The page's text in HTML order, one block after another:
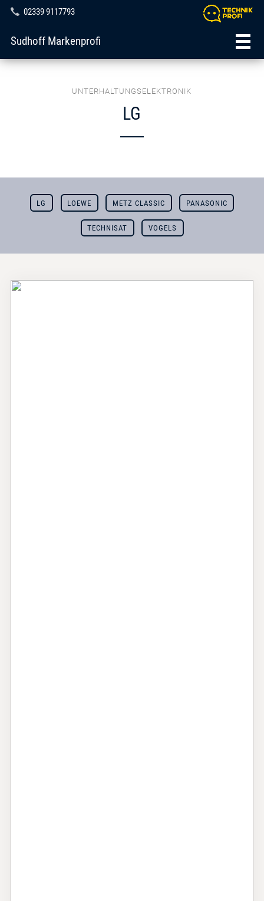
02339 9117793
Sudhoff Markenprofi
UNTERHALTUNGSELEKTRONIK
LG
LG LOEWE METZ CLASSIC PANASONIC
TECHNISAT VOGELS